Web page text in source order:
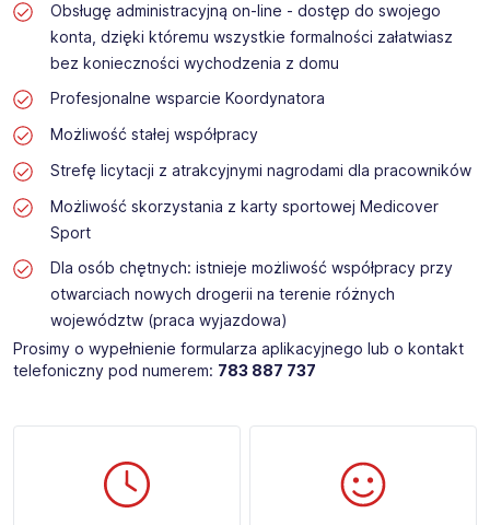
Obsługę administracyjną on-line - dostęp do swojego
konta, dzięki któremu wszystkie formalności załatwiasz
bez konieczności wychodzenia z domu
Profesjonalne wsparcie Koordynatora
Możliwość stałej współpracy
Strefę licytacji z atrakcyjnymi nagrodami dla pracowników
Możliwość skorzystania z karty sportowej Medicover
Sport
Dla osób chętnych: istnieje możliwość współpracy przy
otwarciach nowych drogerii na terenie różnych
województw (praca wyjazdowa)
Prosimy o wypełnienie formularza aplikacyjnego lub o kontakt
telefoniczny pod numerem: 783 887 737